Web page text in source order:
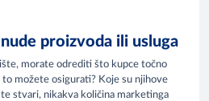
proizvoda ili usluga
morate odrediti što kupce točno
možete osigurati? Koje su njihove
stvari, nikakva količina marketinga